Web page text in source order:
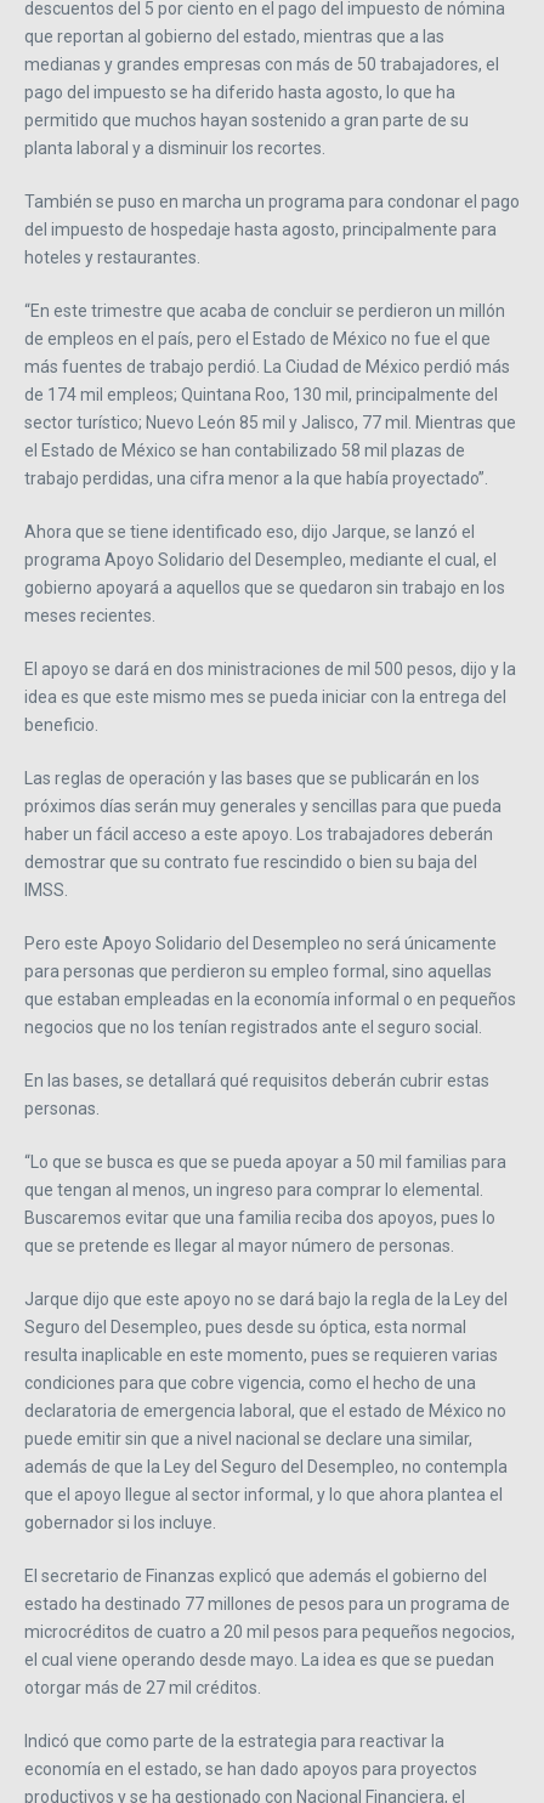
descuentos del 5 por ciento en el pago del impuesto de nómina
que reportan al gobierno del estado, mientras que a las
medianas y grandes empresas con más de 50 trabajadores, el
pago del impuesto se ha diferido hasta agosto, lo que ha
permitido que muchos hayan sostenido a gran parte de su
planta laboral y a disminuir los recortes.
También se puso en marcha un programa para condonar el pago
del impuesto de hospedaje hasta agosto, principalmente para
hoteles y restaurantes.
“En este trimestre que acaba de concluir se perdieron un millón
de empleos en el país, pero el Estado de México no fue el que
más fuentes de trabajo perdió. La Ciudad de México perdió más
de 174 mil empleos; Quintana Roo, 130 mil, principalmente del
sector turístico; Nuevo León 85 mil y Jalisco, 77 mil. Mientras que
el Estado de México se han contabilizado 58 mil plazas de
trabajo perdidas, una cifra menor a la que había proyectado”.
Ahora que se tiene identificado eso, dijo Jarque, se lanzó el
programa Apoyo Solidario del Desempleo, mediante el cual, el
gobierno apoyará a aquellos que se quedaron sin trabajo en los
meses recientes.
El apoyo se dará en dos ministraciones de mil 500 pesos, dijo y la
idea es que este mismo mes se pueda iniciar con la entrega del
beneficio.
Las reglas de operación y las bases que se publicarán en los
próximos días serán muy generales y sencillas para que pueda
haber un fácil acceso a este apoyo. Los trabajadores deberán
demostrar que su contrato fue rescindido o bien su baja del
IMSS.
Pero este Apoyo Solidario del Desempleo no será únicamente
para personas que perdieron su empleo formal, sino aquellas
que estaban empleadas en la economía informal o en pequeños
negocios que no los tenían registrados ante el seguro social.
En las bases, se detallará qué requisitos deberán cubrir estas
personas.
“Lo que se busca es que se pueda apoyar a 50 mil familias para
que tengan al menos, un ingreso para comprar lo elemental.
Buscaremos evitar que una familia reciba dos apoyos, pues lo
que se pretende es llegar al mayor número de personas.
Jarque dijo que este apoyo no se dará bajo la regla de la Ley del
Seguro del Desempleo, pues desde su óptica, esta normal
resulta inaplicable en este momento, pues se requieren varias
condiciones para que cobre vigencia, como el hecho de una
declaratoria de emergencia laboral, que el estado de México no
puede emitir sin que a nivel nacional se declare una similar,
además de que la Ley del Seguro del Desempleo, no contempla
que el apoyo llegue al sector informal, y lo que ahora plantea el
gobernador si los incluye.
El secretario de Finanzas explicó que además el gobierno del
estado ha destinado 77 millones de pesos para un programa de
microcréditos de cuatro a 20 mil pesos para pequeños negocios,
el cual viene operando desde mayo. La idea es que se puedan
otorgar más de 27 mil créditos.
Indicó que como parte de la estrategia para reactivar la
economía en el estado, se han dado apoyos para proyectos
productivos y se ha gestionado con Nacional Financiera, el